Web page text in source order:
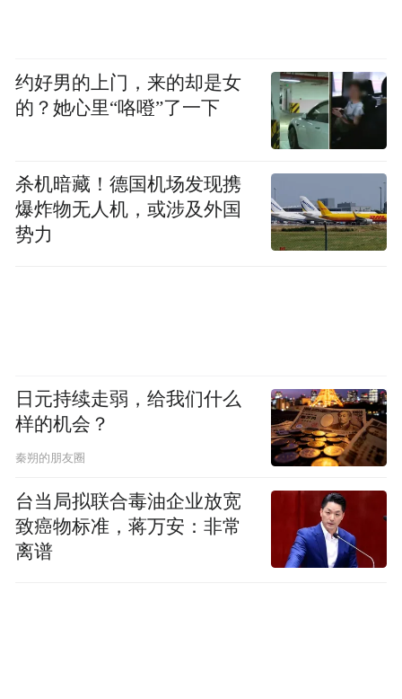
约好男的上门，来的却是女
的？她心里“咯噔”了一下
杀机暗藏！德国机场发现携
爆炸物无人机，或涉及外国
势力
日元持续走弱，给我们什么
样的机会？
秦朔的朋友圈
台当局拟联合毒油企业放宽
致癌物标准，蒋万安：非常
离谱